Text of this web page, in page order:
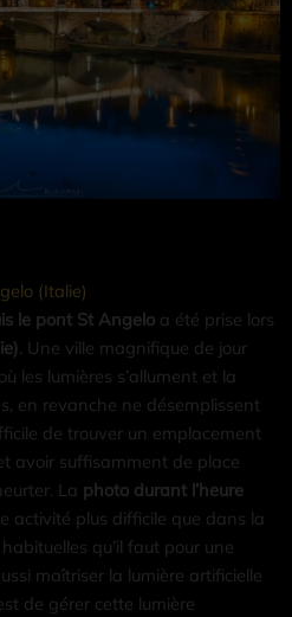
(Italie)
le pont St Angelo a été prise lors
. Une ville magnifique de jour
les lumières s’allument et la
en revanche ne désemplissent
de trouver un emplacement
avoir suffisamment de place
La photo durant l’heure
activité plus difficile que dans la
qu’il faut pour une
maîtriser la lumière artificielle
de gérer cette lumière